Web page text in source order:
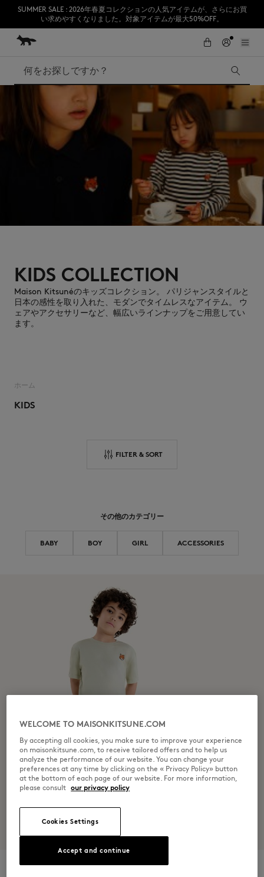
熊本地震の影響により、九州全域でお荷物のお届けに遅延が発生する見込
SUMMER SALE : 2026年春夏コレクションの人気アイテムが、さらにお買
い求めやすくなりました。対象アイテムが最大50%OFF。
コンテンツにスキップ
Skip to Footer
SUMMER SALE
Accessories
検索
KIDS COLLECTION
Maison Kitsunéのキッズコレクション。 パリジャンスタイルと
日本の感性を取り入れた、モダンでタイムレスなアイテム。 ウ
ェアやアクセサリーなど、幅広いラインナップをご用意してい
ます。
ホーム
KIDS
FILTER & SORT
その他のカテゴリー
BABY BOY GIRL ACCESSORIES
DISCOVER
WELCOME TO MAISONKITSUNE.COM
By accepting all cookies, you make sure to improve your experience
on maisonkitsune.com, to receive tailored offers and to help us
analyze the performance of our website. You can change your
preferences at any time by clicking on the « Privacy Policy» button
at the bottom of each page of our website. For more information,
please consult our privacy policy
Cookies Settings
Accept and continue